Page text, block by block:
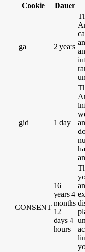
Cookie
Dauer
_ga 2 years
_gid 1 day
CONSENT
16
years 4
months
12
days 4
hours